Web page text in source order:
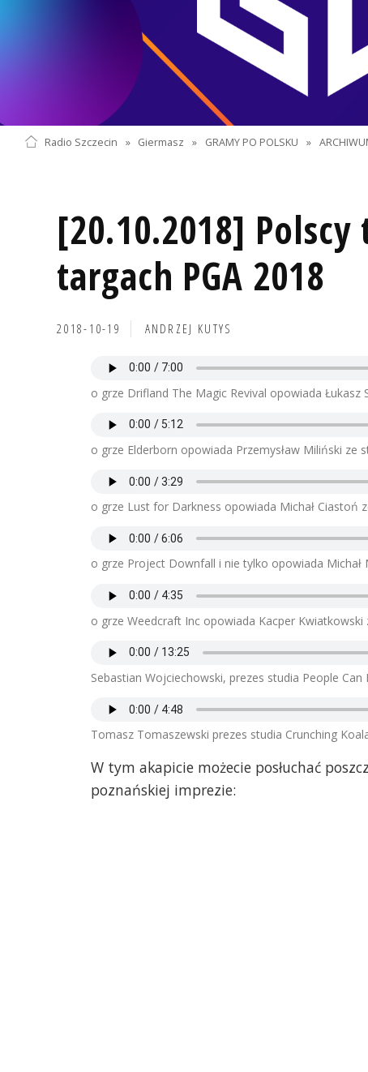
Radio Szczecin » Giermasz » GRAMY PO POLSKU »
[20.10.2018]
targach PGA 2018
2018-10-19 ANDRZEJ KUTYS
o grze Drifland The Magic Revival opowiada Łukasz
o grze Elderborn opowiada Przemysław Miliński ze
o grze Lust for Darkness opowiada Michał Ciastoń
o grze Project Downfall i nie tylko opowiada Michał
o grze Weedcraft Inc opowiada Kacper Kwiatkowski
Sebastian Wojciechowski, prezes studia People
Tomasz Tomaszewski prezes studia Crunching
W tym akapicie możecie posłuchać
poznańskiej imprezie: